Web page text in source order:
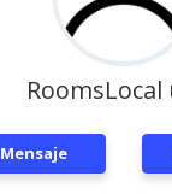
Mensaje